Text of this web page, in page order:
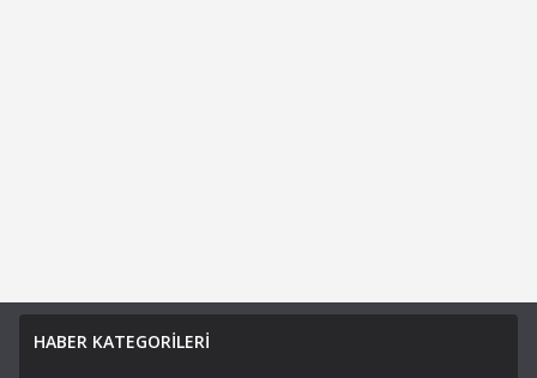
HABER KATEGORİLERİ